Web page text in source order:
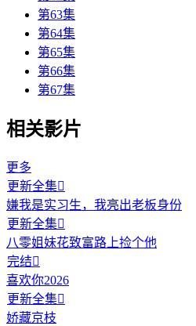
第63集
第64集
第65集
第66集
第67集
相关影片
更多
更新全集
嫌我是实习生，我亮出老板身份
更新全集
八零姐妹花致富路上捡个他
完结
喜欢你2026
更新全集
娇藏京枝